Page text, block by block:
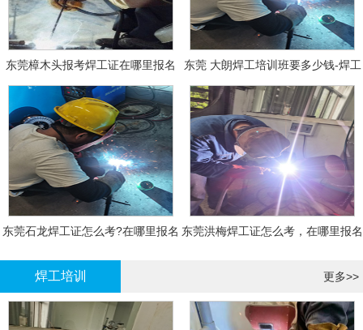
东莞樟木头报考焊工证在哪里报名
东莞 大朗焊工培训班要多少钱-焊工
报名
东莞石龙焊工证怎么考?在哪里报名 东莞洪梅焊工证怎么考，在哪里报名
焊工培训 更多>>